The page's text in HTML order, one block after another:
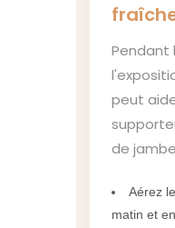
Pendant
peut
de
Aérez
matin et